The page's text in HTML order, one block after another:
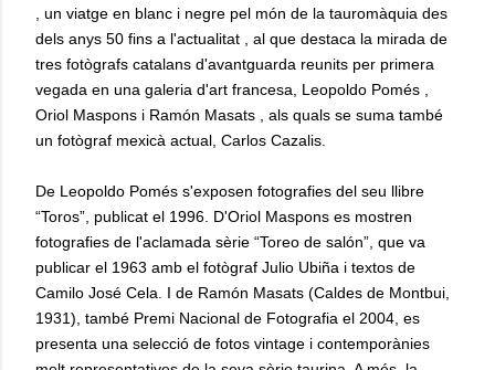
, un viatge en blanc i negre pel món de la tauromàquia des
dels anys 50 fins a l'actualitat , al que destaca la mirada de
tres fotògrafs catalans d'avantguarda reunits per primera
vegada en una galeria d'art francesa, Leopoldo Pomés ,
Oriol Maspons i Ramón Masats , als quals se suma també
un fotògraf mexicà actual, Carlos Cazalis.
De Leopoldo Pomés s'exposen fotografies del seu llibre
“Toros”, publicat el 1996. D'Oriol Maspons es mostren
fotografies de l'aclamada sèrie “Toreo de salón”, que va
publicar el 1963 amb el fotògraf Julio Ubiña i textos de
Camilo José Cela. I de Ramón Masats (Caldes de Montbui,
1931), també Premi Nacional de Fotografia el 2004, es
presenta una selecció de fotos vintage i contemporànies